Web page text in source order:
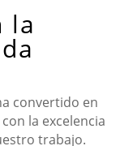
la
convertido en
la excelencia
trabajo.